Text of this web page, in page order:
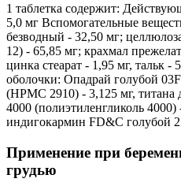
1 таблетка содержит:
5,0 мг Вспомогательные
безводный - 32,50 мг;
12) - 65,85 мг; крахмал
цинка стеарат - 1,95 мг, тальк -
оболочки: Опадрай голубой
(HPMC 2910) - 3,125 мг, титана
4000 (полиэтиленгликоль 4000)
индигокармин FD&C голубой
Применение при
грудью